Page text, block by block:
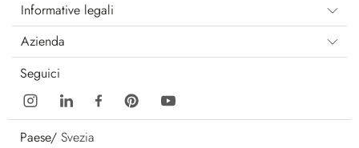
Informative legali
Azienda
Seguici
Paese/ Svezia